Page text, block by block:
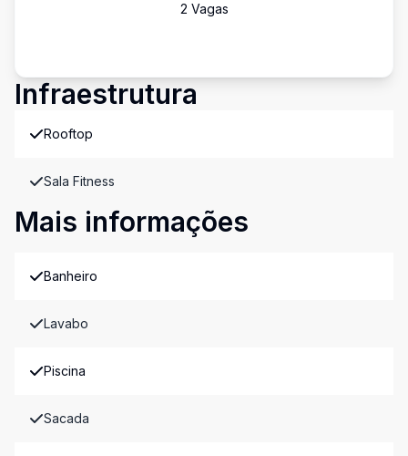
2 Vagas
Infraestrutura
Rooftop
Sala Fitness
Mais informações
Banheiro
Lavabo
Piscina
Sacada